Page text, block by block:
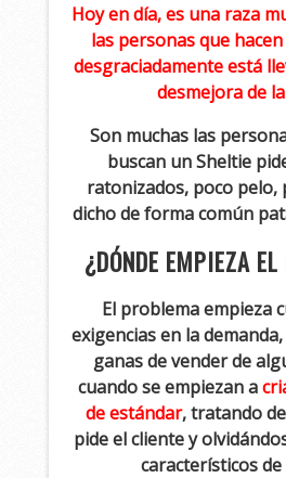
Hoy en día, es una raza
las personas que
desgraciadamente está
desmejora de
Son muchas las
buscan un Sheltie
ratonizados, poco pelo,
dicho de forma común
¿DÓNDE EMPIEZA
El problema empieza
exigencias en la
ganas de vender de
cuando se empiezan a
de estándar, tratando
pide el cliente y
característicos de